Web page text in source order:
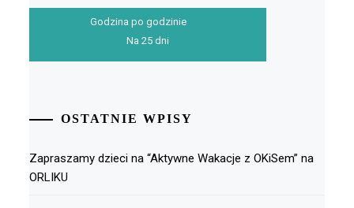
Godzina po godzinie
Na 25 dni
OSTATNIE WPISY
Zapraszamy dzieci na “Aktywne Wakacje z OKiSem” na
ORLIKU